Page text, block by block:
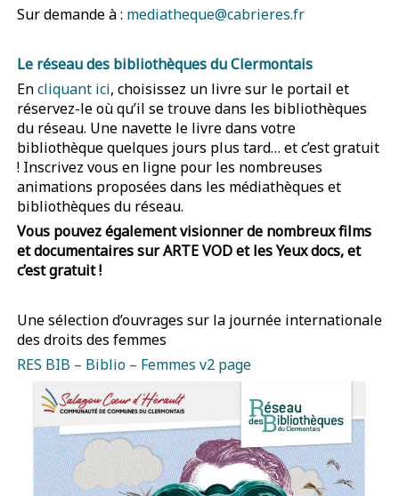
Sur demande à : mediatheque@cabrieres.fr
Le réseau des bibliothèques du Clermontais
Encliquant ici, choisissez un livre sur le portail et
réservez-le où qu’il se trouve dans les bibliothèques
du réseau. Une navette le livre dans votre
bibliothèque quelques jours plus tard… et c’est gratuit
! Inscrivez vous en ligne pour les nombreuses
animations proposées dans les médiathèques et
bibliothèques du réseau.
Vous pouvez également visionner de nombreux films
et documentaires sur ARTE VOD et les Yeux docs, et
c’est gratuit !
Une sélection d’ouvrages sur la journée internationale
des droits des femmes
RES BIB – Biblio – Femmes v2 page